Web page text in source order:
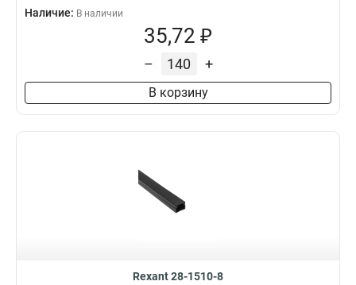
Наличие: В наличии
35,72 ₽
– +
В корзину
Rexant 28-1510-8